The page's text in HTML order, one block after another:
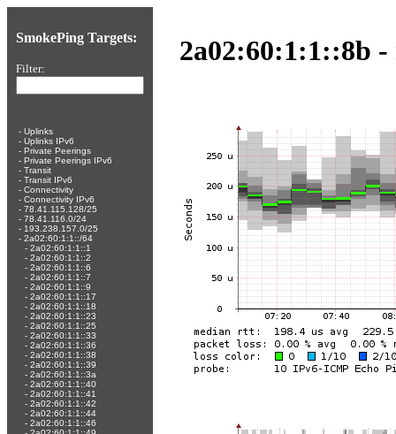
SmokePing Targets:
Filter:
- Uplinks
- Uplinks IPv6
- Private Peerings
- Private Peerings IPv6
- Transit
- Transit IPv6
- Connectivity
- Connectivity IPv6
- 78.41.115.128/25
- 78.41.116.0/24
- 193.238.157.0/25
- 2a02:60:1:1::/64
- 2a02:60:1:1::1
- 2a02:60:1:1::2
- 2a02:60:1:1::6
- 2a02:60:1:1::7
- 2a02:60:1:1::9
- 2a02:60:1:1::17
- 2a02:60:1:1::18
- 2a02:60:1:1::23
- 2a02:60:1:1::25
- 2a02:60:1:1::33
- 2a02:60:1:1::36
- 2a02:60:1:1::38
- 2a02:60:1:1::39
- 2a02:60:1:1::3a
- 2a02:60:1:1::40
- 2a02:60:1:1::41
- 2a02:60:1:1::42
- 2a02:60:1:1::44
- 2a02:60:1:1::46
2a02:60:1:1::8b